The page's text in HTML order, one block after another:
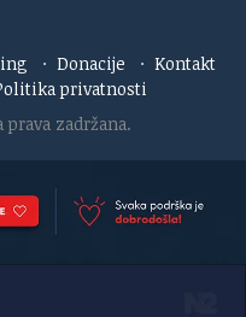
· Donacije · Kontakt
privatnosti
prava zadržana.